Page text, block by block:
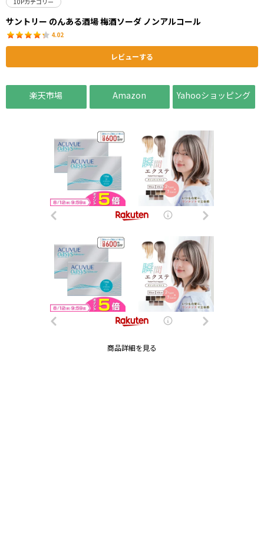
サントリー のんある酒場 梅酒ソーダ ノンアルコール
4.02
レビューする
楽天市場 Amazon Yahooショッピング
商品詳細を見る